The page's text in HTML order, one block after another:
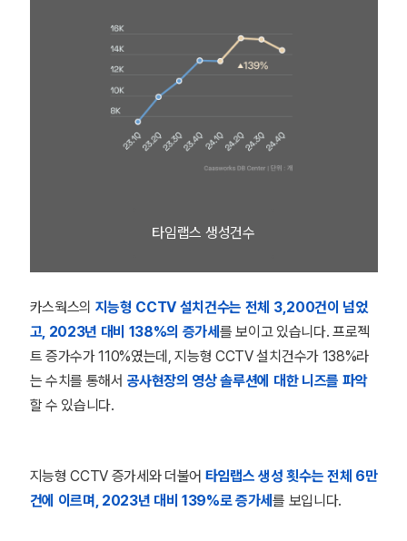
타임랩스 생성건수
카스웍스의 지능형 CCTV 설치건수는 전체 3,200건이 넘었
고, 2023년 대비 138%의 증가세를 보이고 있습니다. 프로젝
트 증가수가 110%였는데, 지능형 CCTV 설치건수가 138%라
는 수치를 통해서 공사현장의 영상 솔루션에 대한 니즈를 파악
할 수 있습니다.
지능형 CCTV 증가세와 더불어 타임랩스 생성 횟수는 전체 6만
건에 이르며, 2023년 대비 139%로 증가세를 보입니다.